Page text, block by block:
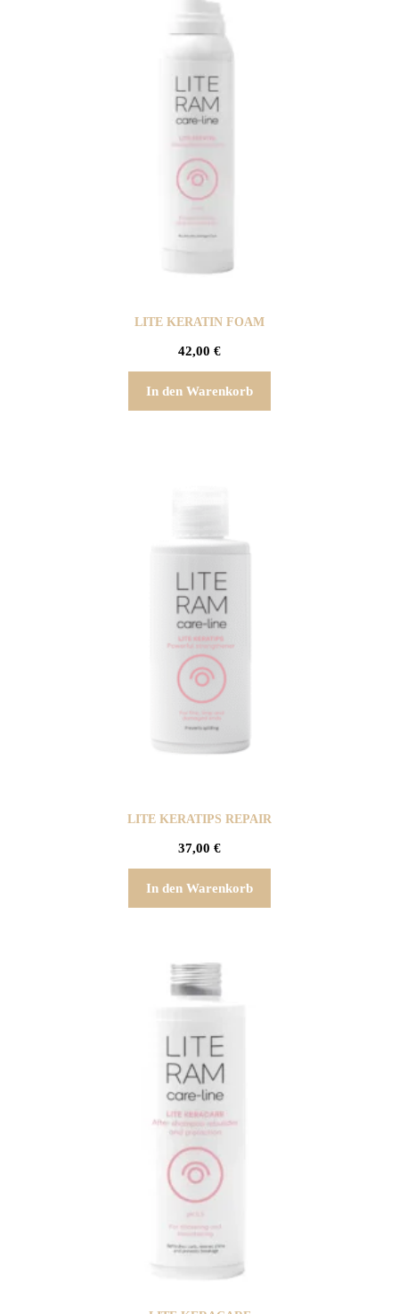
LITE KERATIN FOAM
42,00 €
In den Warenkorb
LITE KERATIPS REPAIR
37,00 €
In den Warenkorb